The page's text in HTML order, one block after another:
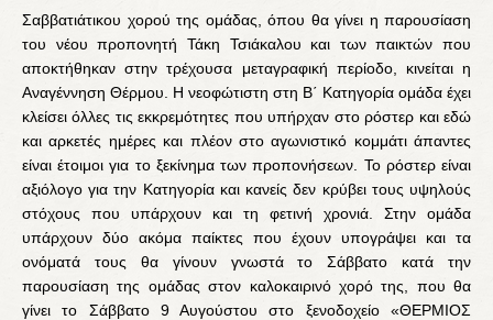
Σαββατιάτικου χορού της ομάδας, όπου θα γίνει η παρουσίαση
του νέου προπονητή Τάκη Τσιάκαλου και των παικτών που
αποκτήθηκαν στην τρέχουσα μεταγραφική περίοδο, κινείται η
Αναγέννηση Θέρμου. Η νεοφώτιστη στη Β΄ Κατηγορία ομάδα έχει
κλείσει όλλες τις εκκρεμότητες που υπήρχαν στο ρόστερ και εδώ
και αρκετές ημέρες και πλέον στο αγωνιστικό κομμάτι άπαντες
είναι έτοιμοι για το ξεκίνημα των προπονήσεων. Το ρόστερ είναι
αξιόλογο για την Κατηγορία και κανείς δεν κρύβει τους υψηλούς
στόχους που υπάρχουν και τη φετινή χρονιά. Στην ομάδα
υπάρχουν δύο ακόμα παίκτες που έχουν υπογράψει και τα
ονόματά τους θα γίνουν γνωστά το Σάββατο κατά την
παρουσίαση της ομάδας στον καλοκαιρινό χορό της, που θα
γίνει το Σάββατο 9 Αυγούστου στο ξενοδοχείο «ΘΕΡΜΙΟΣ